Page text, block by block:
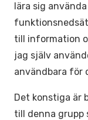
lära sig
till information
jag själv
användbara för
Det konstiga är
till denna grupp